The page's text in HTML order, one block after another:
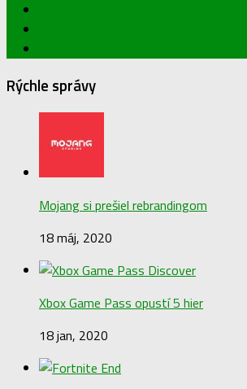
Rýchle správy
Mojang si prešiel rebrandingom
18 máj, 2020
Xbox Game Pass opustí 5 hier
18 jan, 2020